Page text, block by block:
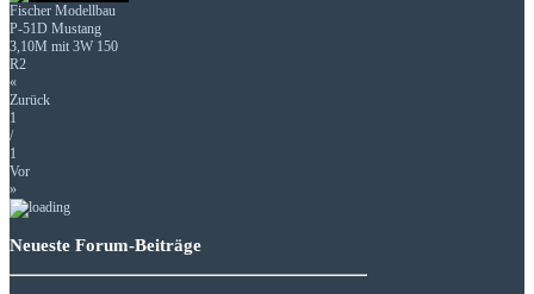
Fischer Modellbau
P-51D Mustang
3,10M mit 3W 150
R2
«
Zurück
1
/
1
Vor
»
Neueste Forum-Beiträge